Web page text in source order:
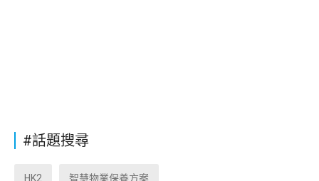
#話題搜尋
HK2 智慧物業保養方案